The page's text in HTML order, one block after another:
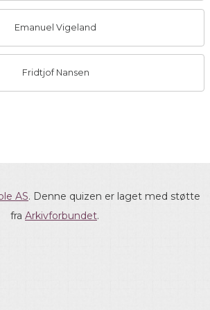
Emanuel Vigeland
Fridtjof Nansen
AS. Denne quizen er laget med støtte
fra Arkivforbundet.